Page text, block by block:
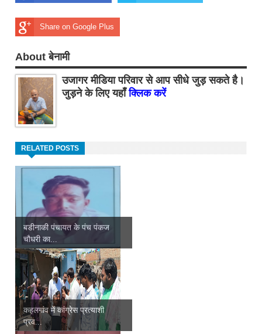
Share on Google Plus
About बेनामी
उजागर मीडिया परिवार से आप सीधे जुड़ सकते है।
जुड़ने के लिए यहाँक्लिक करें
RELATED POSTS
बडीनाकी पंचायत के पंच पंकज
चौधरी का...
कहलगांव में कांग्रेस प्रत्याशी
प्रव...